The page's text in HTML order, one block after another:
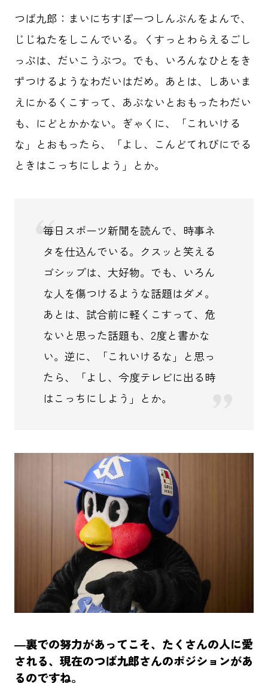
つば九郎：まいにちすぽーつしんぶんをよんで、
じじねたをしこんでいる。くすっとわらえるごし
っぷは、だいこうぶつ。でも、いろんなひとをき
ずつけるようなわだいはだめ。あとは、しあいま
えにかるくこすって、あぶないとおもったわだい
も、にどとかかない。ぎゃくに、「これいける
な」とおもったら、「よし、こんどてれびにでる
ときはこっちにしよう」とか。
毎日スポーツ新聞を読んで、時事ネ
タを仕込んでいる。クスッと笑える
ゴシップは、大好物。でも、いろん
な人を傷つけるような話題はダメ。
あとは、試合前に軽くこすって、危
ないと思った話題も、2度と書かな
い。逆に、「これいけるな」と思っ
たら、「よし、今度テレビに出る時
はこっちにしよう」とか。
―裏での努力があってこそ、たくさんの人に愛
される、現在のつば九郎さんのポジションがあ
るのですね。